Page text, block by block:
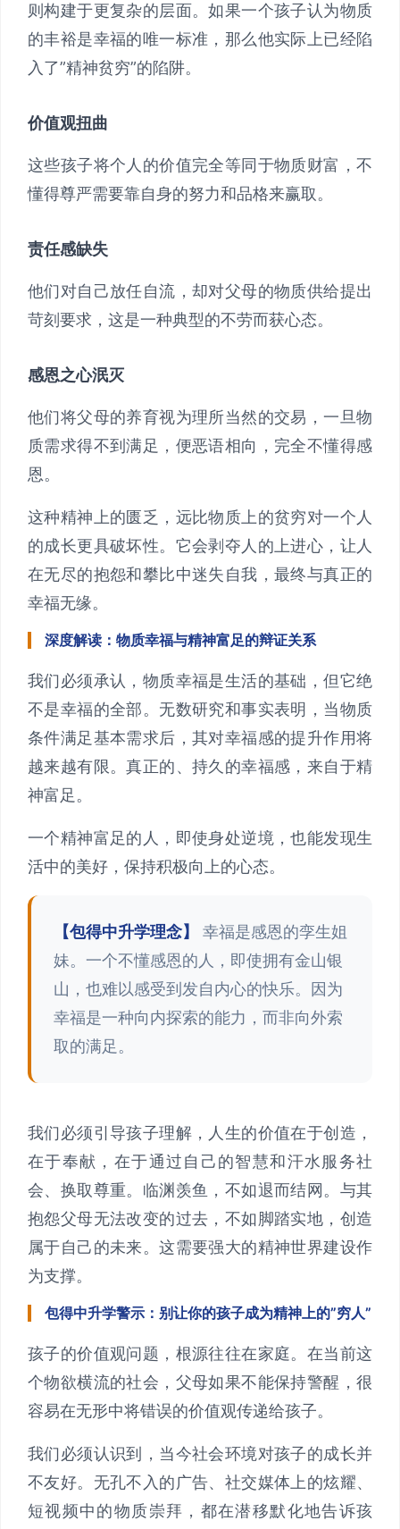
则构建于更复杂的层面。如果一个孩子认为物质
的丰裕是幸福的唯一标准，那么他实际上已经陷
入了”精神贫穷”的陷阱。
价值观扭曲
这些孩子将个人的价值完全等同于物质财富，不
懂得尊严需要靠自身的努力和品格来赢取。
责任感缺失
他们对自己放任自流，却对父母的物质供给提出
苛刻要求，这是一种典型的不劳而获心态。
感恩之心泯灭
他们将父母的养育视为理所当然的交易，一旦物
质需求得不到满足，便恶语相向，完全不懂得感
恩。
这种精神上的匮乏，远比物质上的贫穷对一个人
的成长更具破坏性。它会剥夺人的上进心，让人
在无尽的抱怨和攀比中迷失自我，最终与真正的
幸福无缘。
深度解读：物质幸福与精神富足的辩证关系
我们必须承认，物质幸福是生活的基础，但它绝
不是幸福的全部。无数研究和事实表明，当物质
条件满足基本需求后，其对幸福感的提升作用将
越来越有限。真正的、持久的幸福感，来自于精
神富足。
一个精神富足的人，即使身处逆境，也能发现生
活中的美好，保持积极向上的心态。
【包得中升学理念】
幸福是感恩的孪生姐
妹。一个不懂感恩的人，即使拥有金山银
山，也难以感受到发自内心的快乐。因为
幸福是一种向内探索的能力，而非向外索
取的满足。
我们必须引导孩子理解，人生的价值在于创造，
在于奉献，在于通过自己的智慧和汗水服务社
会、换取尊重。临渊羡鱼，不如退而结网。与其
抱怨父母无法改变的过去，不如脚踏实地，创造
属于自己的未来。这需要强大的精神世界建设作
为支撑。
包得中升学警示：别让你的孩子成为精神上的”穷人”
孩子的价值观问题，根源往往在家庭。在当前这
个物欲横流的社会，父母如果不能保持警醒，很
容易在无形中将错误的价值观传递给孩子。
我们必须认识到，当今社会环境对孩子的成长并
不友好。无孔不入的广告、社交媒体上的炫耀、
短视频中的物质崇拜，都在潜移默化地告诉孩